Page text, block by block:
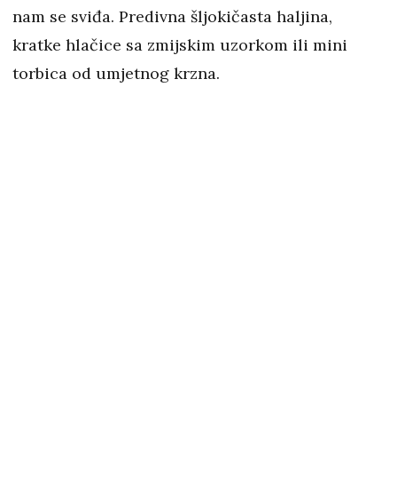
nam se sviđa. Predivna šljokičasta haljina,
kratke hlačice sa zmijskim uzorkom ili mini
torbica od umjetnog krzna.